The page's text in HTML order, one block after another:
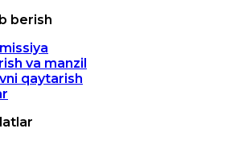
berish
va manzil
qaytarish